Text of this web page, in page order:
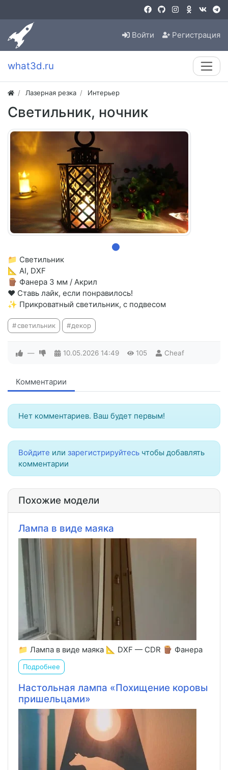
Войти Регистрация
what3d.ru
Лазерная резка Интерьер
Светильник, ночник
📁 Светильник
📐 AI, DXF
🪵 Фанера 3 мм / Акрил
❤️ Ставь лайк, если понравилось!
✨ Прикроватный светильник, с подвесом
светильник декор
— 10.05.2026 14:49 105 Cheaf
Комментарии
Нет комментариев. Ваш будет первым!
Войдите или зарегистрируйтесь чтобы добавлять
комментарии
Похожие модели
Лампа в виде маяка
📁 Лампа в виде маяка 📐 DXF — CDR 🪵 Фанера
Подробнее
Настольная лампа «Похищение коровы
пришельцами»